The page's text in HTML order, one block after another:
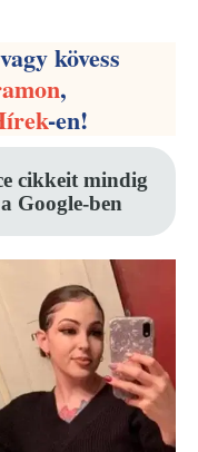
kövess
,
-en!
cikkeit mindig
Google-ben